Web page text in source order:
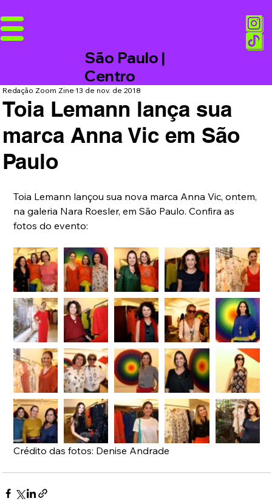
São Paulo |
Centro
Toia Lemann lança sua
marca Anna Vic em São
Paulo
Redação Zoom Zine13 de nov. de 2018
Toia Lemann lançou sua nova marca Anna Vic, ontem,
na galeria Nara Roesler, em São Paulo. Confira as
fotos do evento:
Crédito das fotos: Denise Andrade